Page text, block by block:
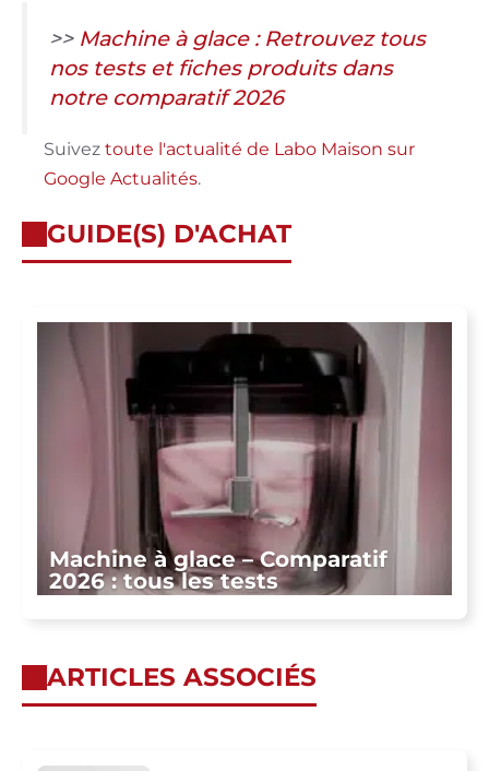
>> Machine à glace : Retrouvez tous
nos tests et fiches produits dans
notre comparatif 2026
Suivez toute l'actualité de Labo Maison sur
Google Actualités.
GUIDE(S) D'ACHAT
Machine à glace – Comparatif
2026 : tous les tests
ARTICLES ASSOCIÉS